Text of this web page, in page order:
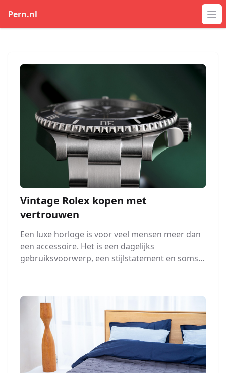
Pern.nl
Vintage Rolex kopen met
vertrouwen
Een luxe horloge is voor veel mensen meer dan
een accessoire. Het is een dagelijks
gebruiksvoorwerp, een stijlstatement en soms...